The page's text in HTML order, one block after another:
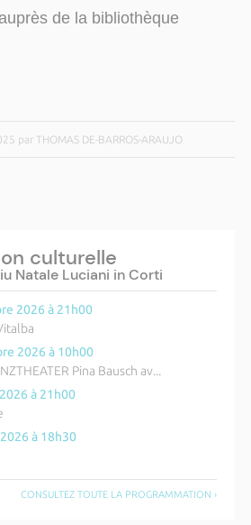
de la bibliothèque
par THOMAS DE-BARROS-ARAUJO
culturelle
Natale Luciani in Corti
2026 à 21h00
2026 à 10h00
Pina Bausch av...
à 21h00
à 18h30
CONSULTEZ TOUTE LA PROGRAMMATION ›